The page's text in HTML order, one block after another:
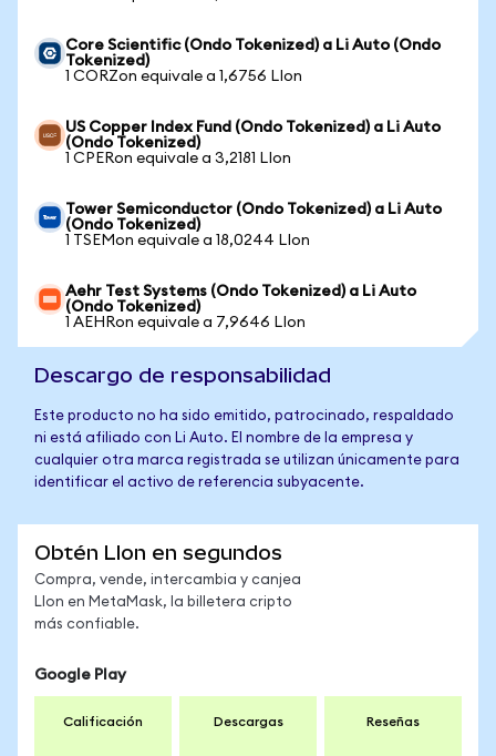
Core Scientific (Ondo Tokenized) a Li Auto (Ondo
Tokenized)
1 CORZon equivale a 1,6756 LIon
US Copper Index Fund (Ondo Tokenized) a Li Auto
(Ondo Tokenized)
1 CPERon equivale a 3,2181 LIon
Tower Semiconductor (Ondo Tokenized) a Li Auto
(Ondo Tokenized)
1 TSEMon equivale a 18,0244 LIon
Aehr Test Systems (Ondo Tokenized) a Li Auto
(Ondo Tokenized)
1 AEHRon equivale a 7,9646 LIon
Descargo de responsabilidad
Este producto no ha sido emitido, patrocinado, respaldado
ni está afiliado con Li Auto. El nombre de la empresa y
cualquier otra marca registrada se utilizan únicamente para
identificar el activo de referencia subyacente.
Obtén LIon en segundos
Compra, vende, intercambia y canjea
LIon en MetaMask, la billetera cripto
más confiable.
Google Play
Calificación Descargas Reseñas